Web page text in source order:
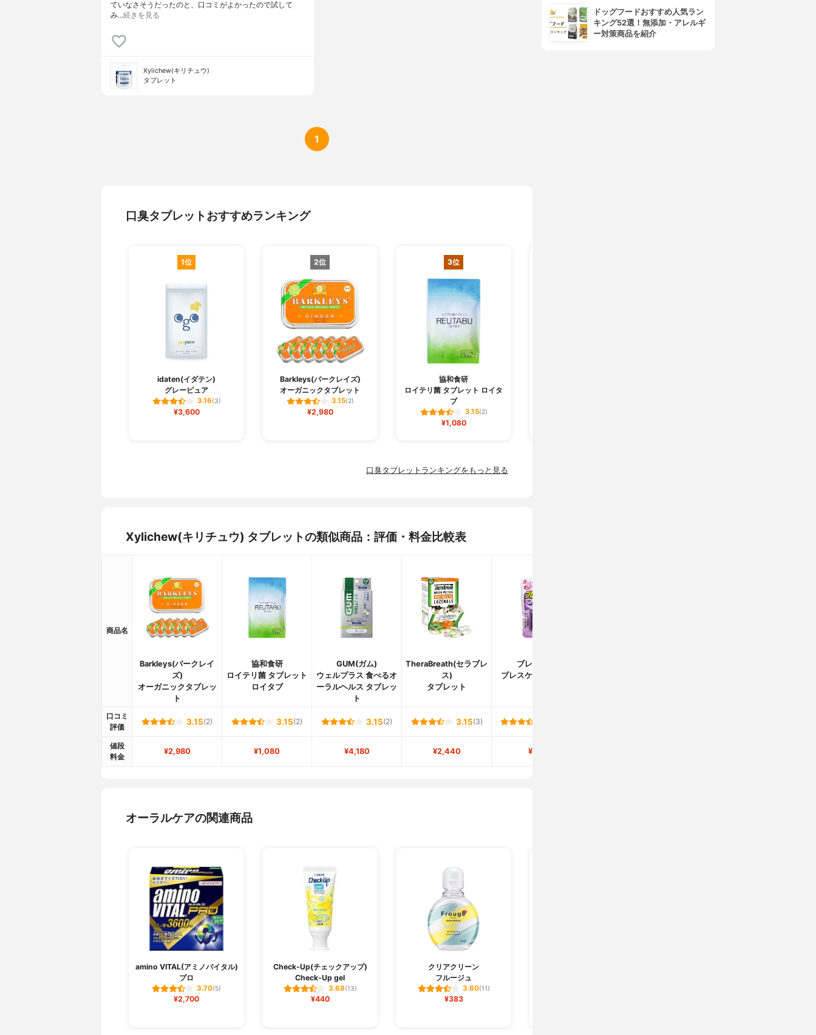
ていなさそうだったのと、口コミがよかったので試して
み…続きを見る
Xylichew(キリチュウ)
タブレット
1
口臭タブレットおすすめランキング
1位
idaten(イダテン)
グレーピュア
3.16(3)
¥3,600
2位
Barkleys(バークレイズ)
オーガニックタブレット
3.15(2)
¥2,980
3位
協和食研
ロイテリ菌 タブレット ロイタ
ブ
3.15(2)
¥1,080
口臭タブレットランキングをもっと見る
Xylichew(キリチュウ) タブレットの類似商品：評価・料金比較表
商品名
Barkleys(バークレイ
ズ)
オーガニックタブレッ
ト
協和食研
ロイテリ菌 タブレット
ロイタブ
GUM(ガム)
ウェルプラス 食べるオ
ーラルヘルス タブレッ
ト
TheraBreath(セラブレ
ス)
タブレット
ブレスケア
ブレスケアフィルム
口コミ
評価
3.15(2) 3.15(2) 3.15(2) 3.15(3)
値段
料金
¥2,980 ¥1,080 ¥4,180 ¥2,440 ¥181
オーラルケアの関連商品
amino VITAL(アミノバイタル)
プロ
3.70(5)
¥2,700
Check-Up(チェックアップ)
Check-Up gel
3.68(13)
¥440
クリアクリーン
フルージュ
3.60(11)
¥383
ドッグフードおすすめ人気ラン
キング52選！無添加・アレルギ
ー対策商品を紹介